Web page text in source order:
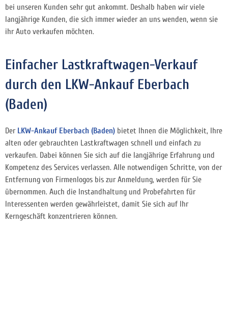
bei unseren Kunden sehr gut ankommt. Deshalb haben wir viele
langjährige Kunden, die sich immer wieder an uns wenden, wenn sie
ihr Auto verkaufen möchten.
Einfacher Lastkraftwagen-Verkauf
durch den LKW-Ankauf Eberbach
(Baden)
Der LKW-Ankauf Eberbach (Baden) bietet Ihnen die Möglichkeit, Ihre
alten oder gebrauchten Lastkraftwagen schnell und einfach zu
verkaufen. Dabei können Sie sich auf die langjährige Erfahrung und
Kompetenz des Services verlassen. Alle notwendigen Schritte, von der
Entfernung von Firmenlogos bis zur Anmeldung, werden für Sie
übernommen. Auch die Instandhaltung und Probefahrten für
Interessenten werden gewährleistet, damit Sie sich auf Ihr
Kerngeschäft konzentrieren können.